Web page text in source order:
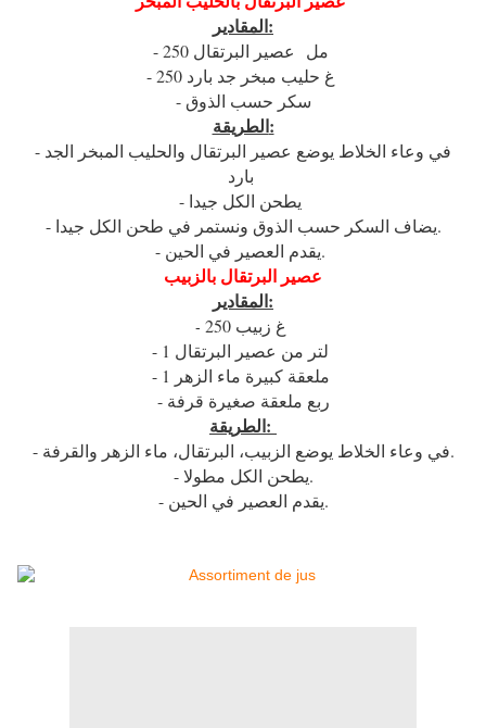
المقادير:
- سكر حسب الذوق
الطريقة:
- في وعاء الخلاط يوضع عصير البرتقال والحليب المبخر الجد
- يضاف السكر حسب الذوق ونستمر في طحن الكل جيدا.
- يقدم العصير في الحين.
عصير البرتقال بالزبيب
المقادير:
-
- ربع ملعقة صغيرة قرفة
الطريقة:
- في وعاء الخلاط يوضع الزبيب، البرتقال، ماء الزهر والقرفة.
- يطحن الكل مطولا.
- يقدم العصير في الحين.